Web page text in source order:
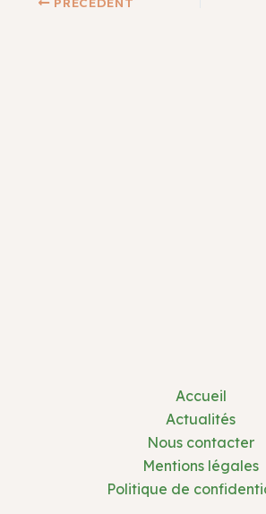
Accueil
Actualités
Nous contacter
Mentions légales
Politique de